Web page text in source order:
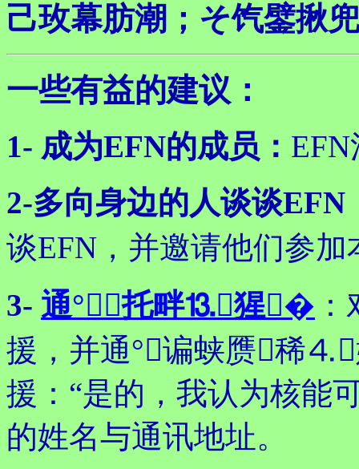
己玫幕肪潮；そ饩鐾揪
一些有益的建议：
1- 成为EFN的成员：
2-多向身边的人谈谈
谈EFN，并邀请他们参
3- 通°⑺托畔⒔猩�
援，并通°谝蛱赝稀
援：“是的，我认为核能
的姓名与通讯地址。